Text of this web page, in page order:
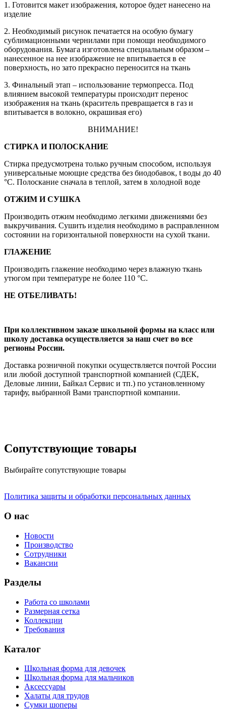
1. Готовится макет изображения, которое будет нанесено на
изделие
2. Необходимый рисунок печатается на особую бумагу
сублимационными чернилами при помощи необходимого
оборудования. Бумага изготовлена специальным образом –
нанесенное на нее изображение не впитывается в ее
поверхность, но зато прекрасно переносится на ткань
3. Финальный этап – использование термопресса. Под
влиянием высокой температуры происходит перенос
изображения на ткань (краситель превращается в газ и
впитывается в волокно, окрашивая его)
ВНИМАНИЕ!
СТИРКА И ПОЛОСКАНИЕ
Стирка предусмотрена только ручным способом, используя
универсальные моющие средства без биодобавок, t воды до 40
°С. Полоскание сначала в теплой, затем в холодной воде
ОТЖИМ И СУШКА
Производить отжим необходимо легкими движениями без
выкручивания. Сушить изделия необходимо в расправленном
состоянии на горизонтальной поверхности на сухой ткани.
ГЛАЖЕНИЕ
Производить глажение необходимо через влажную ткань
утюгом при температуре не более 110 °С.
НЕ ОТБЕЛИВАТЬ!
При коллективном заказе школьной формы на класс или
школу доставка осуществляется за наш счет во все
регионы России.
Доставка розничной покупки осуществляется почтой России
или любой доступной транспортной компанией (СДЕК,
Деловые линии, Байкал Сервис и тп.) по установленному
тарифу, выбранной Вами транспортной компании.
Сопутствующие товары
Выбирайте сопутствующие товары
Политика защиты и обработки персональных данных
О нас
Новости
Производство
Сотрудники
Вакансии
Разделы
Работа со школами
Размерная сетка
Коллекции
Требования
Каталог
Школьная форма для девочек
Школьная форма для мальчиков
Аксессуары
Халаты для трудов
Сумки шоперы